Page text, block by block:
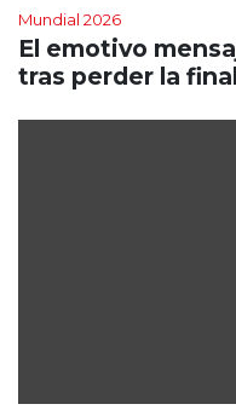
Mundial 2026
El emotivo
tras perder la